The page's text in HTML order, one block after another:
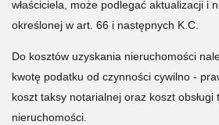
właściciela, może podlegać aktualizacji i
określonej w art. 66 i następnych K.C.
Do kosztów uzyskania nieruchomości
kwotę podatku od czynności cywilno -
koszt taksy notarialnej oraz koszt
nieruchomości.